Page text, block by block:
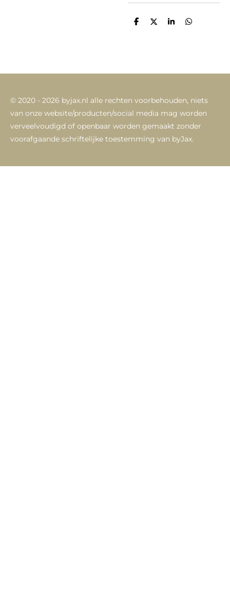
D
D
S
D
© 2020 - 2026 byjax.nl alle rechten voorbehouden, niets
van onze website/producten/social media mag worden
verveelvoudigd of openbaar worden gemaakt zonder
voorafgaande schriftelijke toestemming van byJax.